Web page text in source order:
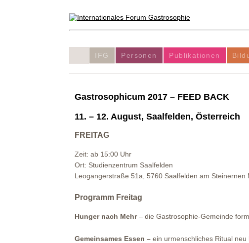
IFG Personen Publikationen
Gastrosophicum 2017 – FEED BACK
11. – 12. August, Saalfelden, Österreich
FREITAG
Zeit: ab 15:00 Uhr
Ort: Studienzentrum Saalfelden
Leogangerstraße 51a, 5760 Saalfelden am Steinernen
Programm Freitag
Hunger nach Mehr– die Gastrosophie-Gemeinde
Gemeinsames Essen – ein urmenschliches Ritual neu